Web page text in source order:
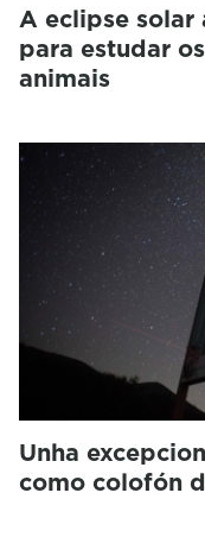
A eclipse solar
para estudar
animais
Unha
como colofón